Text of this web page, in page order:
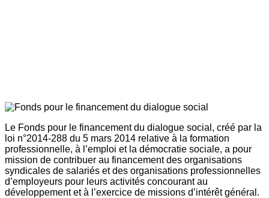
Le Fonds pour le financement du dialogue social, créé par la
loi n°2014-288 du 5 mars 2014 relative à la formation
professionnelle, à l’emploi et la démocratie sociale, a pour
mission de contribuer au financement des organisations
syndicales de salariés et des organisations professionnelles
d’employeurs pour leurs activités concourant au
développement et à l’exercice de missions d’intérêt général.